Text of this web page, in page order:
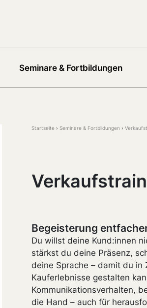
Seminare & Fortbildungen
Startseite Seminare & Fortbildungen
Begeisterung
Du willst deine Kund:innen
stärkst du deine Präsenz,
deine Sprache – damit du in
Kauferlebnisse gestalten
Kommunikationsverhalten,
die Hand – auch für